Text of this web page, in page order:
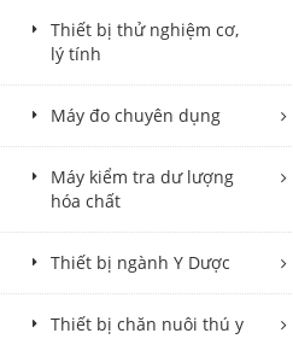
Thiết bị thử nghiệm cơ,
lý tính
Máy đo chuyên dụng
Máy kiểm tra dư lượng
hóa chất
Thiết bị ngành Y Dược
Thiết bị chăn nuôi thú y